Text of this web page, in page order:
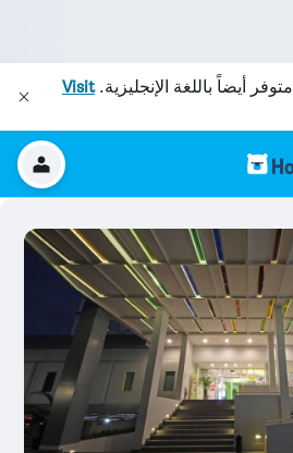
متوفر أيضاً باللغة الإنجليزية.Visit